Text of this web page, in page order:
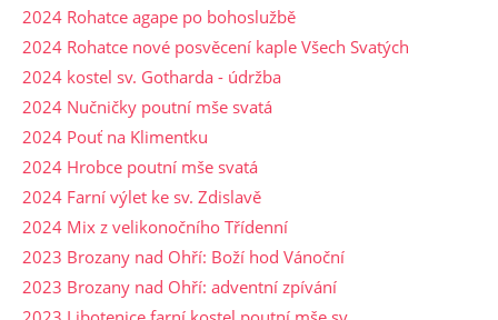
2024 Rohatce agape po bohoslužbě
2024 Rohatce nové posvěcení kaple Všech Svatých
2024 kostel sv. Gotharda - údržba
2024 Nučničky poutní mše svatá
2024 Pouť na Klimentku
2024 Hrobce poutní mše svatá
2024 Farní výlet ke sv. Zdislavě
2024 Mix z velikonočního Třídenní
2023 Brozany nad Ohří: Boží hod Vánoční
2023 Brozany nad Ohří: adventní zpívání